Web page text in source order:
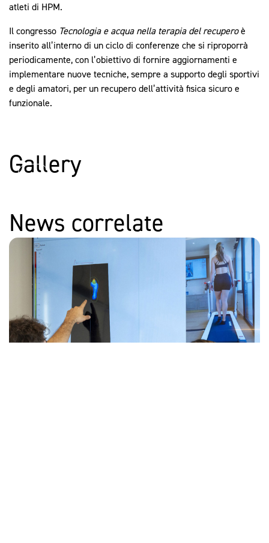
atleti di HPM.
Il congresso Tecnologia e acqua nella terapia del recuperoè
inserito all’interno di un ciclo di conferenze che si riproporrà
periodicamente, con l’obiettivo di fornire aggiornamenti e
implementare nuove tecniche, sempre a supporto degli sportivi
e degli amatori, per un recupero dell’attività fisica sicuro e
funzionale.
Gallery
News correlate